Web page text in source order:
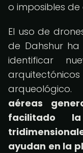
o imposibles
El uso de
de Dahshur
identificar
arqueológico.
aéreas
facilitado
ayudan en la